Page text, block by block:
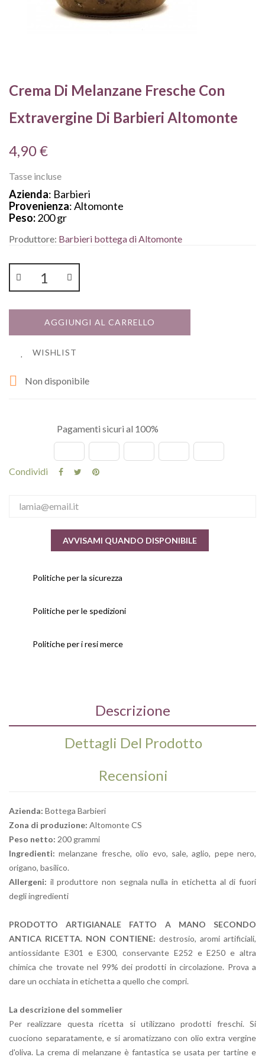
Crema Di Melanzane Fresche Con
Extravergine Di Barbieri Altomonte
4,90 €
Tasse incluse
Azienda: Barbieri
Provenienza: Altomonte
Peso:200 gr
Produttore: Barbieri bottega di Altomonte
AGGIUNGI AL CARRELLO
WISHLIST
 Non disponibile
Pagamenti sicuri al 100%
Condividi
AVVISAMI QUANDO DISPONIBILE
Politiche per la sicurezza
Politiche per le spedizioni
Politiche per i resi merce
Descrizione
Dettagli Del Prodotto
Recensioni
Azienda: Bottega Barbieri
Zona di produzione: Altomonte CS
Peso netto: 200 grammi
Ingredienti:melanzane fresche, olio evo, sale, aglio, pepe nero,
origano, basilico.
Allergeni: il produttore non segnala nulla in etichetta al di fuori
degli ingredienti
PRODOTTO ARTIGIANALE FATTO A MANO SECONDO
ANTICA RICETTA. NON CONTIENE: destrosio, aromi artificiali,
antiossidante E301 e E300, conservante E252 e E250 e altra
chimica che trovate nel 99% dei prodotti in circolazione. Prova a
dare un occhiata in etichetta a quello che compri.
La descrizione del sommelier
Per realizzare questa ricetta si utilizzano prodotti freschi. Si
cuociono separatamente, e si aromatizzano con olio extra vergine
d'oliva. La crema di melanzane è fantastica se usata per tartine e